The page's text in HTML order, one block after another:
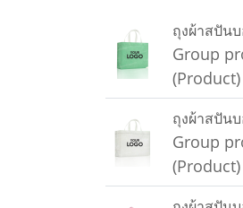
ถุงผ้าสปัน
Group
(Product)
ถุงผ้าสปัน
Group
(Product)